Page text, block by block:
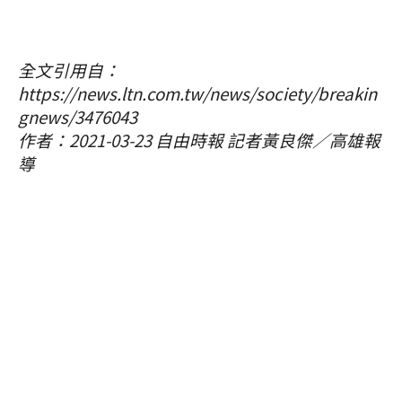
全文引用自：
https://news.ltn.com.tw/news/society/breakin
gnews/3476043
作者：2021-03-23 自由時報 記者黃良傑／高雄報
導